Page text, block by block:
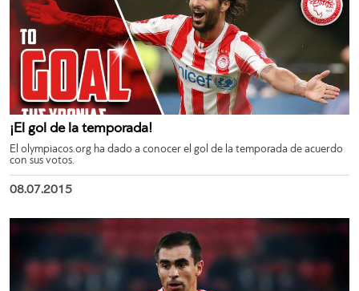
¡El gol de la temporada!
El olympiacos.org ha dado a conocer el gol de la temporada de acuerdo
con sus votos.
08.07.2015